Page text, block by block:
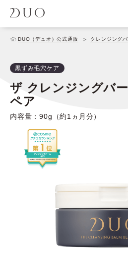
ログイン・新規会員登録
初めての方へ
ブランド
DUO（デュオ）公式通販 クレンジング
黒ずみ毛穴ケア
ザ クレンジングバ
ペア
内容量：90g（約1ヵ月分）